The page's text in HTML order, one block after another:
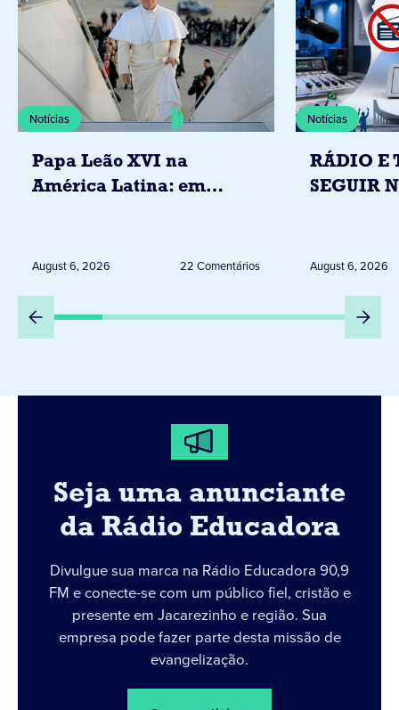
Notícias
Papa Leão XVI na
América Latina: em
Peru
August 6, 2026 22 Comentários
Notícias
RÁDIO E
SEGUIR
DESTA
August 6, 2026
Seja uma anunciante
da Rádio Educadora
Divulgue sua marca na Rádio Educadora 90,9
FM e conecte-se com um público fiel, cristão e
presente em Jacarezinho e região. Sua
empresa pode fazer parte desta missão de
evangelização.